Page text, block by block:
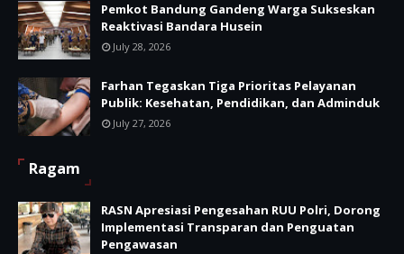
Pemkot Bandung Gandeng Warga Sukseskan
Reaktivasi Bandara Husein
July 28, 2026
Farhan Tegaskan Tiga Prioritas Pelayanan
Publik: Kesehatan, Pendidikan, dan Adminduk
July 27, 2026
Ragam
RASN Apresiasi Pengesahan RUU Polri, Dorong
Implementasi Transparan dan Penguatan
Pengawasan